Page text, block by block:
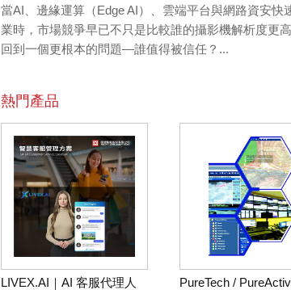
當AI、邊緣運算（Edge AI）、雲端平台與網路資安快
業時，市場競爭早已不只是比較誰的攝影機解析度更
回到一個更根本的問題—誰值得被信任？...
熱門產品
LIVEX.AI｜AI 客服代理人
PureTech /